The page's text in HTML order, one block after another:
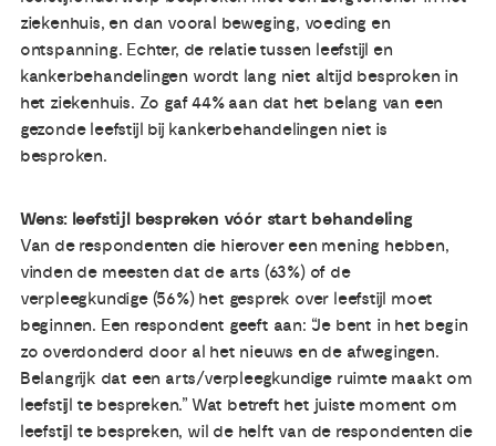
ziekenhuis, en dan vooral beweging, voeding en
ontspanning. Echter, de relatie tussen leefstijl en
kankerbehandelingen wordt lang niet altijd besproken in
het ziekenhuis. Zo gaf 44% aan dat het belang van een
gezonde leefstijl bij kankerbehandelingen niet is
besproken.
Wens: leefstijl bespreken vóór start behandeling
Van de respondenten die hierover een mening hebben,
vinden de meesten dat de arts (63%) of de
verpleegkundige (56%) het gesprek over leefstijl moet
beginnen. Een respondent geeft aan: “Je bent in het begin
zo overdonderd door al het nieuws en de afwegingen.
Belangrijk dat een arts/verpleegkundige ruimte maakt om
leefstijl te bespreken.” Wat betreft het juiste moment om
leefstijl te bespreken, wil de helft van de respondenten die